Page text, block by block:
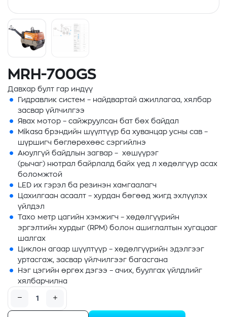
MRH-700GS
Давхар булт гар индүү
Гидравлик систем – найдвартай ажиллагаа, хялбар
засвар үйлчилгээ
Явах мотор – сайжруулсан бат бөх байдал
Mikasa брэндийн шүүлтүүр ба хуванцар усны сав –
шүршигч бөглөрөхөөс сэргийлнэ
Аюулгүй байдлын загвар – хөшүүрэг
(рычаг) нютрал байрлалд байх үед л хөдөлгүүр асах
боломжтой
LED их гэрэл ба резинэн хамгаалагч
Цахилгаан асаалт – хурдан бөгөөд жигд эхлүүлэх
үйлдэл
Тахо метр цагийн хэмжигч – хөдөлгүүрийн
эргэлтийн хурдыг (RPM) болон ашиглалтын хугацааг
шалгах
Циклон агаар шүүлтүүр – хөдөлгүүрийн эдэлгээг
уртасгаж, засвар үйлчилгээг багасгана
Нэг цэгийн өргөх дэгээ – ачих, буулгах үйлдлийг
хялбарчилна